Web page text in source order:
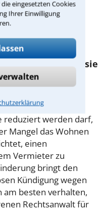
eingesetzten Cookies
Ihrer Einwilligung
an. Ein erfahrener
kann
Betrag erhöhen
beachten, damit sie
hat?
kann der
herabsetzen. Um
reduziert werden darf,
Mangel das Wohnen
einen
Vermieter zu
bringt den
Kündigung wegen
am besten verhalten,
Rechtsanwalt für